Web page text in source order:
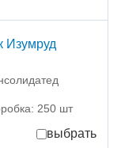
Изумруд
250 шт
выбрать